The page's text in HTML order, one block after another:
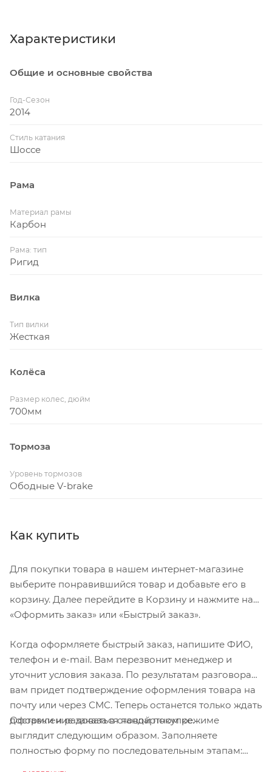
Характеристики
Общие и основные свойства
Год-Сезон
2014
Стиль катания
Шоссе
Рама
Материал рамы
Карбон
Рама: тип
Ригид
Вилка
Тип вилки
Жесткая
Колёса
Размер колес, дюйм
700мм
Тормоза
Уровень тормозов
Ободные V-brake
Как купить
Для покупки товара в нашем интернет-магазине
выберите понравившийся товар и добавьте его в
корзину. Далее перейдите в Корзину и нажмите на
«Оформить заказ» или «Быстрый заказ».
Когда оформляете быстрый заказ, напишите ФИО,
телефон и e-mail. Вам перезвонит менеджер и
уточнит условия заказа. По результатам разговора
вам придет подтверждение оформления товара на
почту или через СМС. Теперь останется только ждать
доставки и радоваться новой покупке.
Оформление заказа в стандартном режиме
выглядит следующим образом. Заполняете
полностью форму по последовательным этапам: